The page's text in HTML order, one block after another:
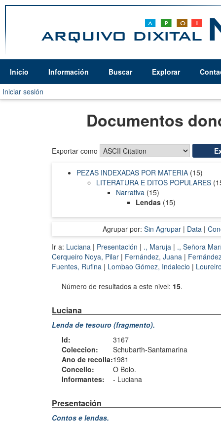
Inicio Información Buscar Explorar
Iniciar sesión
Documentos
Exportar como
PEZAS INDEXADAS POR MATERIA (15)
LITERATURA E DITOS POPULARES
Narrativa (15)
Lendas (15)
Agrupar por: Sin Agrupar| Data|
Ir a: Luciana | Presentación | ., Maruja | ., Señora
Cerqueiro Noya, Pilar | Fernández, Juana |
Fuentes, Rufina | Lombao Gómez, Indalecio |
Número de resultados a este nivel: 15.
Luciana
Lenda de tesouro (fragmento).
Id:
3167
Coleccion:
Schubarth-Santamarina
Ano de recolla:1981
Concello:
O Bolo.
Informantes:
- Luciana
Presentación
Contos e lendas.